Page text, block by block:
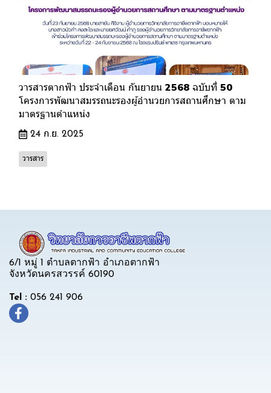
วารสารตากฟ้า ประจำเดือน กันยายน 2568 ฉบับที่ 50
โครงการพัฒนาสมรรถนะรองผู้อำนวยการสถานศึกษา ตาม
มาตรฐานตำแหน่ง
24 ก.ย. 2025
วารสาร
6/1 หมู่ 1 ตำบลตากฟ้า อำเภอตากฟ้า
จังหวัดนครสวรรค์ 60190
Tel : 056 241 906